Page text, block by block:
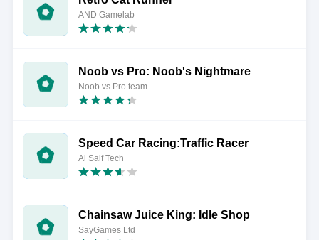
AND Gamelab
Noob vs Pro: Noob's Nightmare
Noob vs Pro team
Speed Car Racing:Traffic Racer
Al Saif Tech
Chainsaw Juice King: Idle Shop
SayGames Ltd